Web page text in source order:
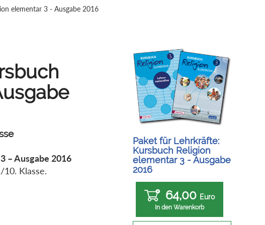
elementar 3 - Ausgabe 2016
– Ausgabe 2016
Klasse.
Paket für Lehrkräfte:
Kursbuch Religion
elementar 3 - Ausgabe
2016
64,00 Euro
In den Warenkorb